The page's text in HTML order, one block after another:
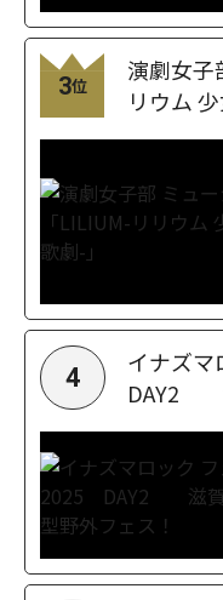
3位
演劇女子
リウム
4
イナズ
DAY2